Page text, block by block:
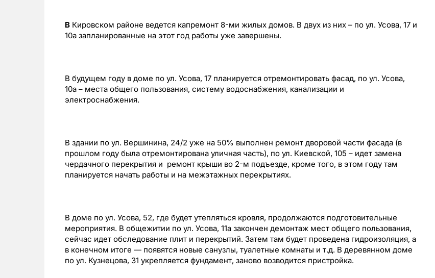
В Кировском районе ведется капремонт 8-ми жилых домов. В двух из них – по ул. Усова, 17 и
10а запланированные на этот год работы уже завершены.
В будущем году в доме по ул. Усова, 17 планируется отремонтировать фасад, по ул. Усова,
10а – места общего пользования, систему водоснабжения, канализации и
электроснабжения.
В здании по ул. Вершинина, 24/2 уже на 50% выполнен ремонт дворовой части фасада (в
прошлом году была отремонтирована уличная часть), по ул. Киевской, 105 – идет замена
чердачного перекрытия и ремонт крыши во 2-м подъезде, кроме того, в этом году там
планируется начать работы и на межэтажных перекрытиях.
В доме по ул. Усова, 52, где будет утепляться кровля, продолжаются подготовительные
мероприятия. В общежитии по ул. Усова, 11а закончен демонтаж мест общего пользования,
сейчас идет обследование плит и перекрытий. Затем там будет проведена гидроизоляция, а
в конечном итоге — появятся новые санузлы, туалетные комнаты и т.д. В деревянном доме
по ул. Кузнецова, 31 укрепляется фундамент, заново возводится пристройка.